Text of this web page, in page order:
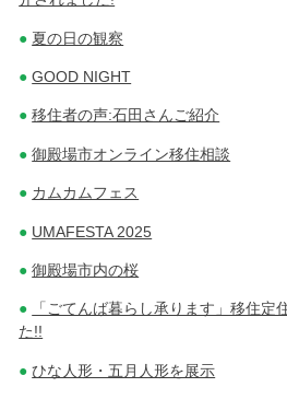
夏の日の観察
GOOD NIGHT
移住者の声:石田さんご紹介
御殿場市オンライン移住相談
カムカムフェス
UMAFESTA 2025
御殿場市内の桜
「ごてんば暮らし承ります」移住定
た!!
ひな人形・五月人形を展示